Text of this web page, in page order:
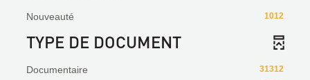
1012
Nouveauté
TYPE DE DOCUMENT
31312
Documentaire